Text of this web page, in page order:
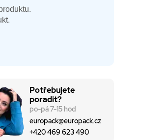
Potřebujete
poradit?
po-pá 7-15 hod
europack@europack.cz
+420 469 623 490